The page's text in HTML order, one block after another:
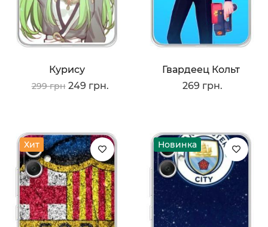
Курису
299 грн 249 грн.
Гвардеец Кольт
269 грн.
Хит Новинка